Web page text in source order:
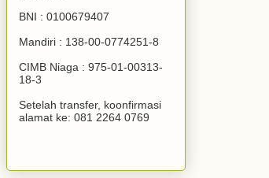
BNI : 0100679407
Mandiri : 138-00-0774251-8
CIMB Niaga : 975-01-00313-
18-3
Setelah transfer, koonfirmasi
alamat ke: 081 2264 0769